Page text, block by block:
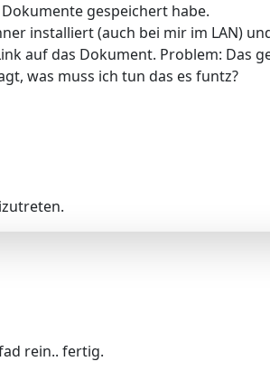
gespeichert habe.
installiert (auch bei mir im LAN)
auf das Dokument. Problem: Das
was muss ich tun das es funtz?
rein.. fertig.